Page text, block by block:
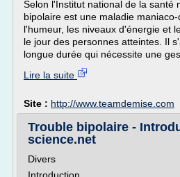
Selon l'Institut national de la santé
bipolaire est une maladie
l'humeur, les niveaux d'énergie et
le jour des personnes atteintes. Il
longue durée qui nécessite une
Lire la suite
Site : http://www.teamdemise.com
Trouble bipolaire -
science.net
Divers